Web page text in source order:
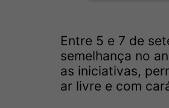
Entre 5 e 7 de
semelhança no
as iniciativas,
ar livre e com